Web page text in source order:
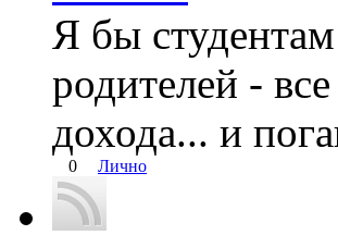
Я бы
родителей -
дохода... и
0 Лично